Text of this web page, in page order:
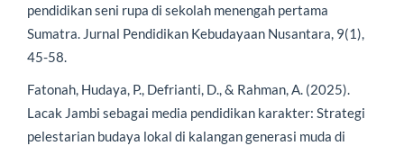
pendidikan seni rupa di sekolah menengah pertama
Sumatra. Jurnal Pendidikan Kebudayaan Nusantara, 9(1),
45-58.
Fatonah, Hudaya, P., Defrianti, D., & Rahman, A. (2025).
Lacak Jambi sebagai media pendidikan karakter: Strategi
pelestarian budaya lokal di kalangan generasi muda di